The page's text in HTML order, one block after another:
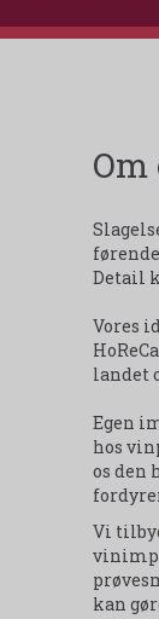
Om
Detail
Vores
landet
Egen
hos
os den
Vi
kan